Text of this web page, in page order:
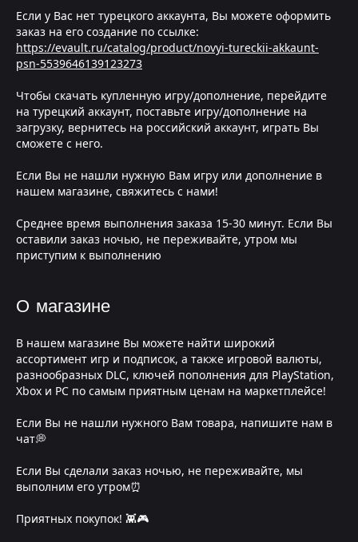
Если у Вас нет турецкого аккаунта, Вы можете оформить
заказ на его создание по ссылке:
https://evault.ru/catalog/product/novyi-tureckii-akkaunt-
psn-5539646139123273
Чтобы скачать купленную игру/дополнение, перейдите
на турецкий аккаунт, поставьте игру/дополнение на
загрузку, вернитесь на российский аккаунт, играть Вы
сможете с него.
Если Вы не нашли нужную Вам игру или дополнение в
нашем магазине, свяжитесь с нами!
Среднее время выполнения заказа 15-30 минут. Если Вы
оставили заказ ночью, не переживайте, утром мы
приступим к выполнению
О магазине
В нашем магазине Вы можете найти широкий
ассортимент игр и подписок, а также игровой валюты,
разнообразных DLC, ключей пополнения для PlayStation,
Xbox и PC по самым приятным ценам на маркетплейсе!
Если Вы не нашли нужного Вам товара, напишите нам в
чат💭
Если Вы сделали заказ ночью, не переживайте, мы
выполним его утром⏰
Приятных покупок! 👾🎮